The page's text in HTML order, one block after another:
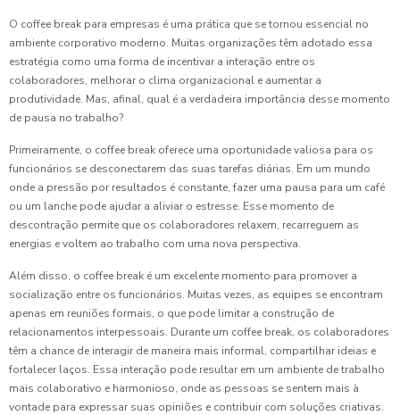
O coffee break para empresas é uma prática que se tornou essencial no
ambiente corporativo moderno. Muitas organizações têm adotado essa
estratégia como uma forma de incentivar a interação entre os
colaboradores, melhorar o clima organizacional e aumentar a
produtividade. Mas, afinal, qual é a verdadeira importância desse momento
de pausa no trabalho?
Primeiramente, o coffee break oferece uma oportunidade valiosa para os
funcionários se desconectarem das suas tarefas diárias. Em um mundo
onde a pressão por resultados é constante, fazer uma pausa para um café
ou um lanche pode ajudar a aliviar o estresse. Esse momento de
descontração permite que os colaboradores relaxem, recarreguem as
energias e voltem ao trabalho com uma nova perspectiva.
Além disso, o coffee break é um excelente momento para promover a
socialização entre os funcionários. Muitas vezes, as equipes se encontram
apenas em reuniões formais, o que pode limitar a construção de
relacionamentos interpessoais. Durante um coffee break, os colaboradores
têm a chance de interagir de maneira mais informal, compartilhar ideias e
fortalecer laços. Essa interação pode resultar em um ambiente de trabalho
mais colaborativo e harmonioso, onde as pessoas se sentem mais à
vontade para expressar suas opiniões e contribuir com soluções criativas.